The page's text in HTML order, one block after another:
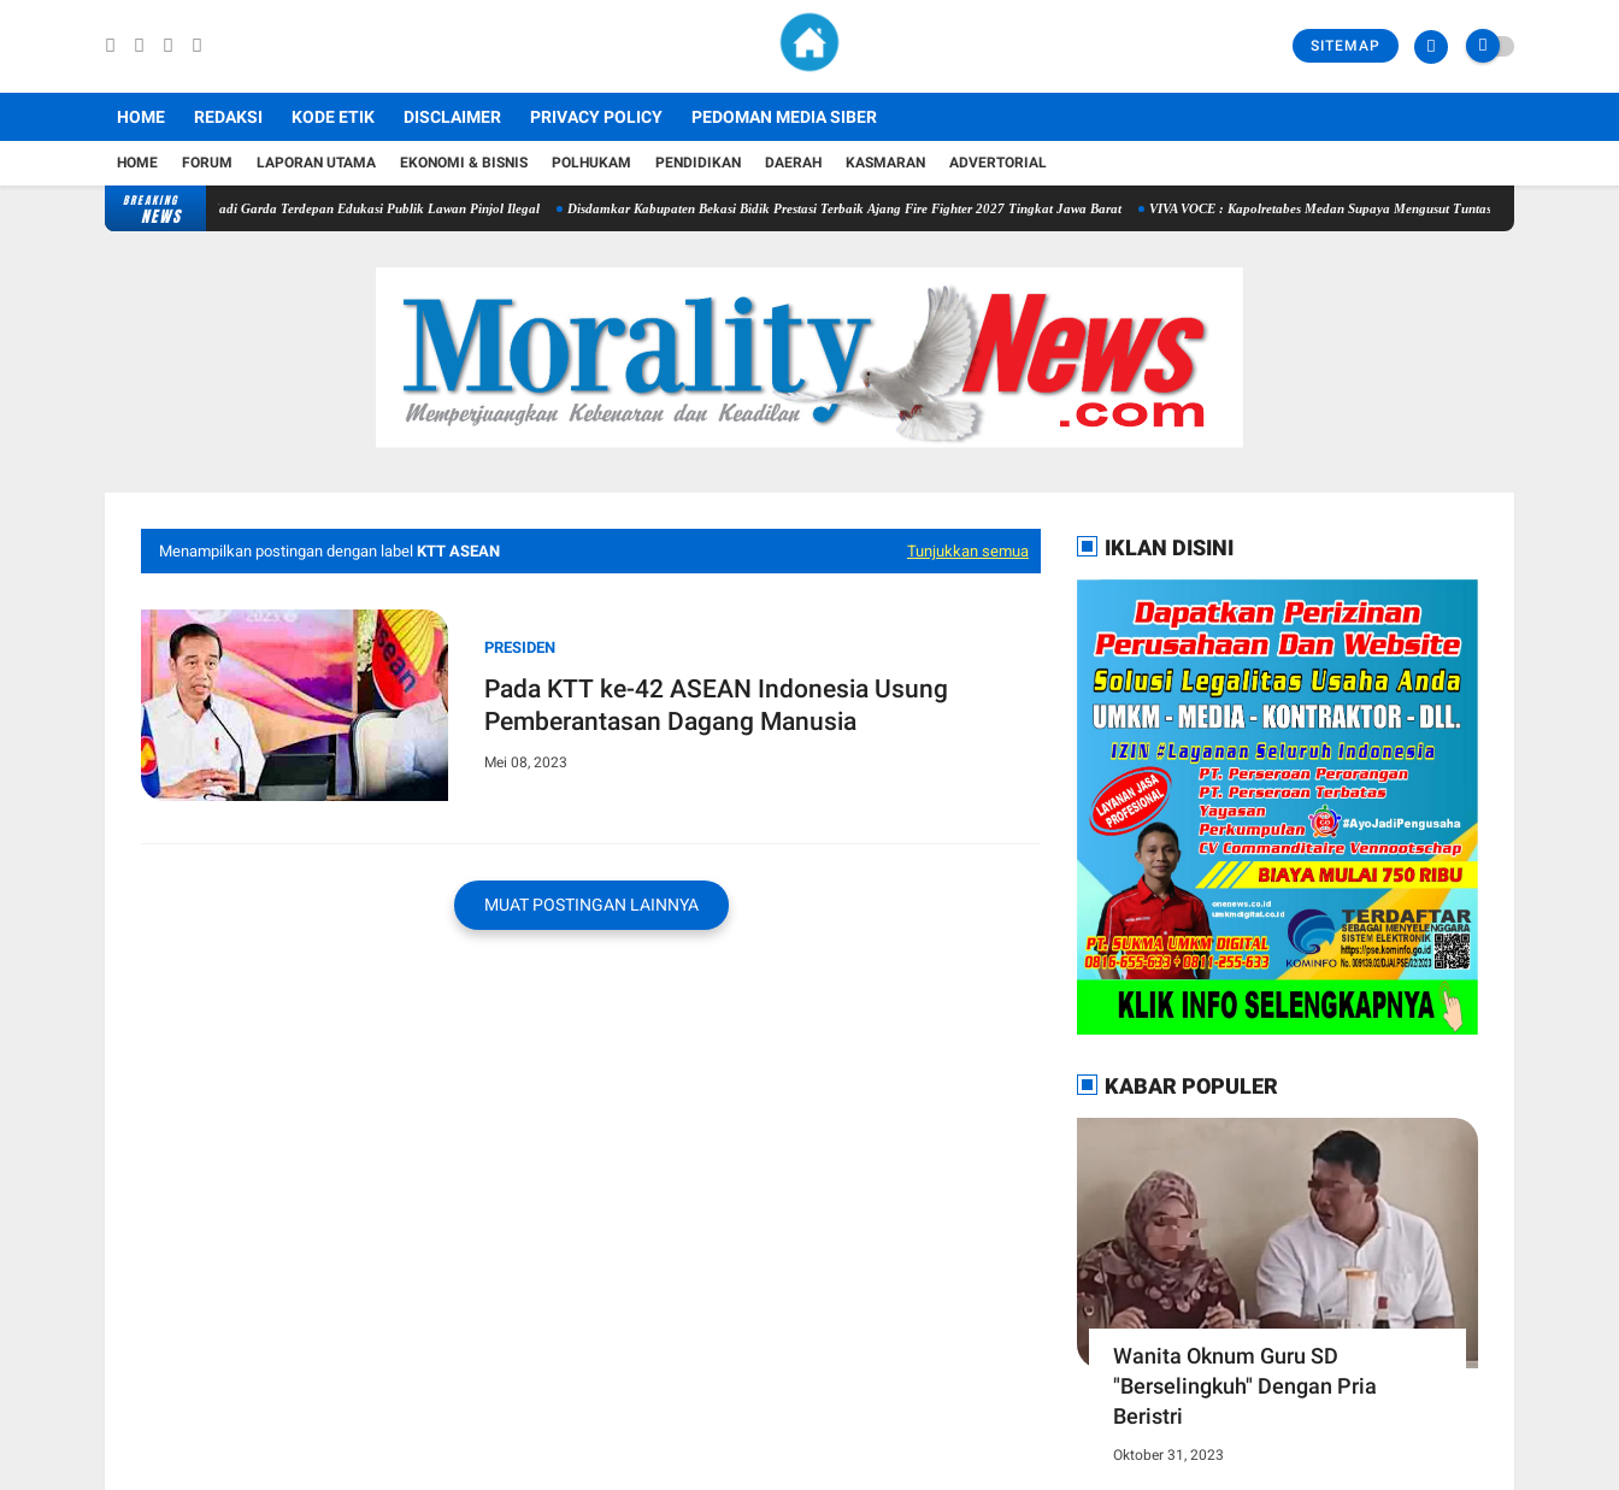
SITEMAP
HOME REDAKSI KODE ETIK DISCLAIMER PRIVACY POLICY PEDOMAN MEDIA SIBER
HOME FORUM LAPORAN UTAMA EKONOMI & BISNIS POLHUKAM PENDIDIKAN DAERAH KASMARAN ADVERTORIAL
BREAKING
NEWS
Pers Didorong Jadi Garda Terdepan Edukasi Publik Lawan Pinjol Ilegal Disdamkar Kabupaten Bekasi Bidik Prestasi Terbaik Ajang Fire Fighter 2027 Tingkat Jawa Barat VIVA VOCE : Kapolretabes Medan Supaya Mengusut Tuntas Penyebab Kematian Winda Lorenza
Menampilkan postingan dengan label KTT ASEAN Tunjukkan semua
PRESIDEN
Pada KTT ke-42 ASEAN Indonesia Usung
Pemberantasan Dagang Manusia
Mei 08, 2023
MUAT POSTINGAN LAINNYA
IKLAN DISINI
KABAR POPULER
Wanita Oknum Guru SD
"Berselingkuh" Dengan Pria
Beristri
Oktober 31, 2023